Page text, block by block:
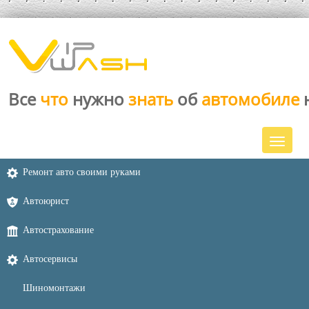
Все что нужно знать об автомобиле
Ремонт авто своими руками
Автоюрист
Автострахование
Автосервисы
Шиномонтажи